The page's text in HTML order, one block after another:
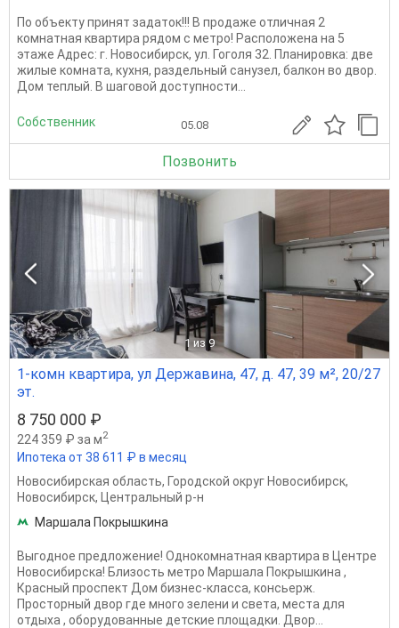
По объекту принят задаток!!! В продаже отличная 2
комнатная квартира рядом с метро! Расположена на 5
этаже Адрес: г. Новосибирск, ул. Гоголя 32. Планировка: две
жилые комната, кухня, раздельный санузел, балкон во двор.
Дом теплый. В шаговой доступности...
Собственник 05.08
Позвонить
1 из 9
1-комн квартира, ул Державина, 47, д. 47, 39 м², 20/27
эт.
8 750 000 ₽
224 359 ₽ за м2
Ипотека от 38 611 ₽ в месяц
Новосибирская область, Городской округ Новосибирск,
Новосибирск,
Центральный р-н
Маршала Покрышкина
Выгодное предложение! Однокомнатная квартира в Центре
Новосибирска! Близость метро Маршала Покрышкина ,
Красный проспект Дом бизнес-класса, консьерж.
Просторный двор где много зелени и света, места для
отдыха , оборудованные детские площадки. Двор...